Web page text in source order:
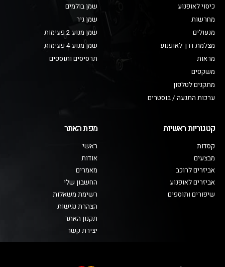
כיסוי לאופנוע
מחרשות
מנעולים
מצלמת דרך לאופנוע
מראות
משקפים
מתקנים לטלפון
ערכות התנעה / בוסטרים
שמן בולמים
שמן גיר
שמן מנוע 2 פעימות
שמן מנוע 4 פעימות
תרסיסים ותוספים
קטגוריות ראשיות
קסדות
מבצעים
אביזרים לרוכב
אביזרים לאופנוע
שיפורים ותוספים
מפת האתר
ראשי
אודות
מאמרים
החשבון שלי
רשימת משאלות
הצהרת נגישות
תקנון האתר
יצירת קשר